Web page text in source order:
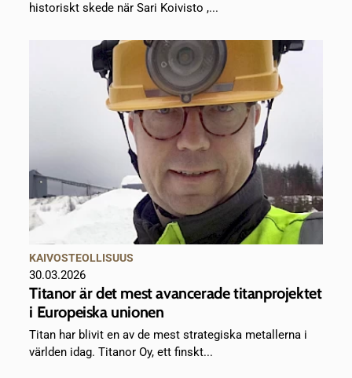
historiskt skede när Sari Koivisto ,...
KAIVOSTEOLLISUUS
30.03.2026
Titanor är det mest avancerade titanprojektet
i Europeiska unionen
Titan har blivit en av de mest strategiska metallerna i
världen idag. Titanor Oy, ett finskt...